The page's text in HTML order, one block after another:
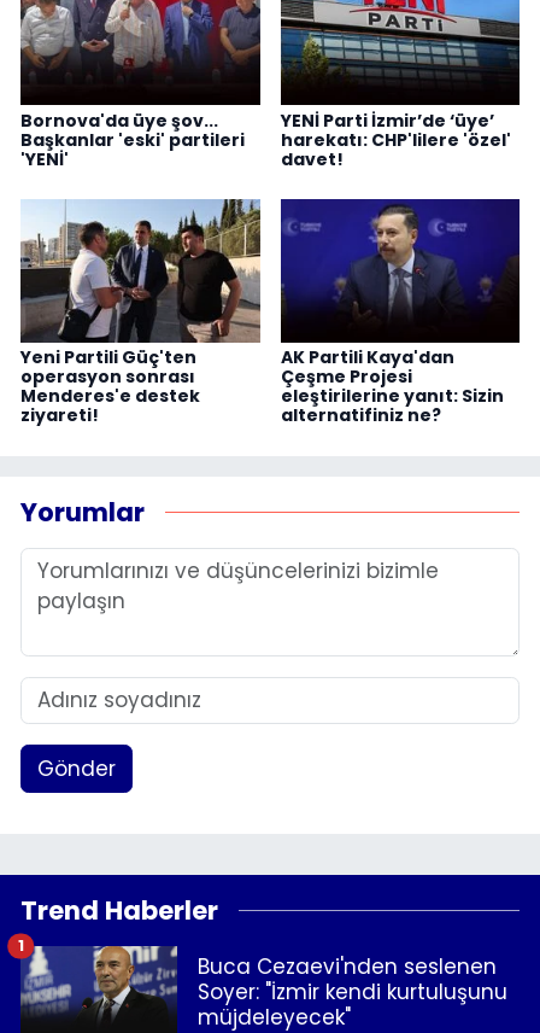
Bornova'da üye şov...
Başkanlar 'eski' partileri
'YENİ'
YENİ Parti İzmir’de ‘üye’
harekatı: CHP'lilere 'özel'
davet!
Yeni Partili Güç'ten
operasyon sonrası
Menderes'e destek
ziyareti!
AK Partili Kaya'dan
Çeşme Projesi
eleştirilerine yanıt: Sizin
alternatifiniz ne?
Yorumlar
Gönder
Trend Haberler
Buca Cezaevi'nden seslenen
Soyer: "İzmir kendi kurtuluşunu
müjdeleyecek"
1